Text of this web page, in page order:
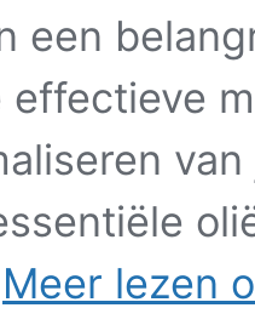
een
effectieve
Meer lezen